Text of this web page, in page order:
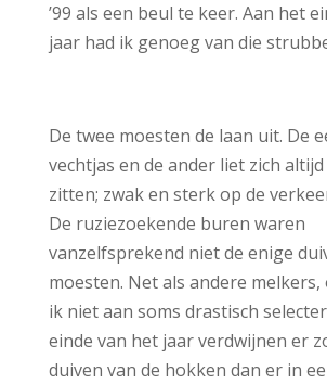
’99 als een beul te keer. Aan het
jaar had ik genoeg van die
De twee moesten de laan uit. De
vechtjas en de ander liet zich altijd
zitten; zwak en sterk op de
De ruziezoekende buren waren
vanzelfsprekend niet de enige
moesten. Net als andere
ik niet aan soms drastisch
einde van het jaar verdwijnen er
duiven van de hokken dan er in